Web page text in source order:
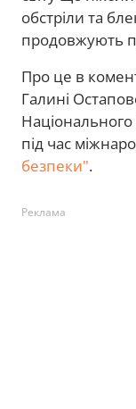
обстріли та
продовжують
Про це в
Галині
під час
безпеки".
Реклама